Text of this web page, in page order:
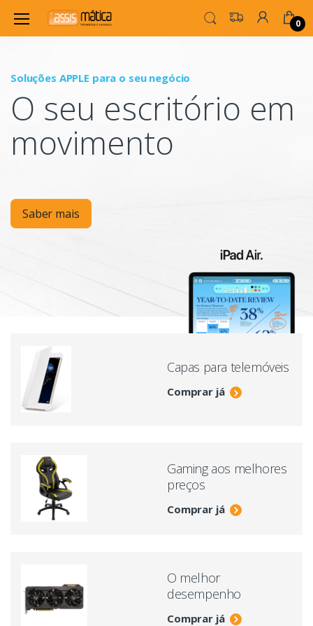
0
Soluções APPLE para o seu negócio
O seu escritório em
movimento
Saber mais
Capas para telemóveis
Comprar já
Gaming aos melhores
preços
Comprar já
O melhor
desempenho
Comprar já